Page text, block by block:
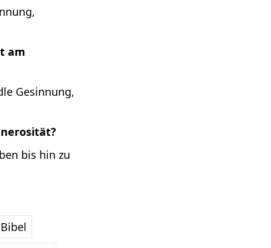
am
Gesinnung,
bis hin zu